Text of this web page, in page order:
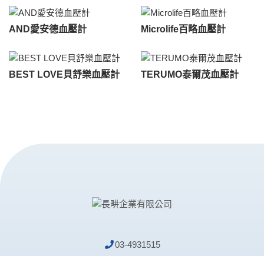
AND愛安德血壓計 Microlife百略血壓計
BEST LOVE貝舒樂血壓計 TERUMO泰爾茂血壓計
03-4931515